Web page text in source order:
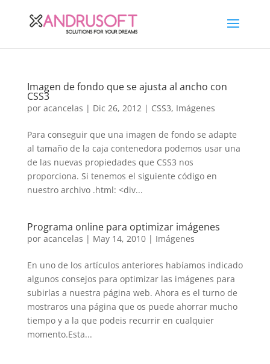
Imagen de fondo que se ajusta al ancho con
CSS3
por acancelas | Dic 26, 2012| CSS3, Imágenes
Para conseguir que una imagen de fondo se adapte
al tamaño de la caja contenedora podemos usar una
de las nuevas propiedades que CSS3 nos
proporciona. Si tenemos el siguiente código en
nuestro archivo .html: <div...
Programa online para optimizar imágenes
por acancelas | May 14, 2010| Imágenes
En uno de los artículos anteriores habíamos indicado
algunos consejos para optimizar las imágenes para
subirlas a nuestra página web. Ahora es el turno de
mostraros una página que os puede ahorrar mucho
tiempo y a la que podeis recurrir en cualquier
momento.Esta...